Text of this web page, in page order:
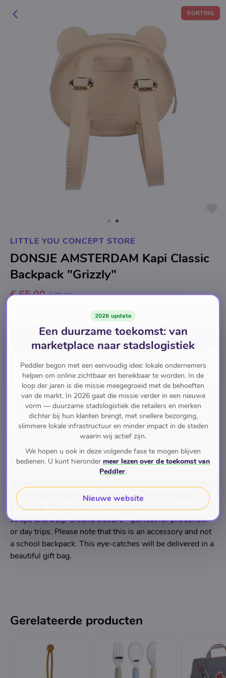
KORTING
LITTLE YOU CONCEPT STORE
DONSJE AMSTERDAM Kapi Classic
Backpack "Grizzly"
€ 65,00 € 79,00
JE BESPAART € 14,00(17.72%)
In winkelwagenvoor€ 65,00
Fashion Girl (2 to 12 Years)
Accessoires
Bags & Backpacks & Weekender Bags & Sport Gym Bags
Pay with
of accessorising with this adorable and comfortable
backpack. The bag is fitted with two adjustable shoulder
straps and a zip-around closure – perfect for pre school
or day trips. Please note that this is an accessory and not
a school backpack. This eye-catches will be delivered in a
beautiful gift bag.
Gerelateerde producten
2026 update
Een duurzame toekomst: van
marketplace naar stadslogistiek
Peddler begon met een eenvoudig idee: lokale ondernemers
helpen om online zichtbaar en bereikbaar te worden. In de
loop der jaren is die missie meegegroeid met de behoeften
van de markt. In 2026 gaat die missie verder in een nieuwe
vorm — duurzame stadslogistiek die retailers en merken
dichter bij hun klanten brengt, met snellere bezorging,
slimmere lokale infrastructuur en minder impact in de steden
waarin wij actief zijn.
We hopen u ook in deze volgende fase te mogen blijven
bedienen. U kunt hieronder meer lezen over de toekomst van
Peddler.
Nieuwe website